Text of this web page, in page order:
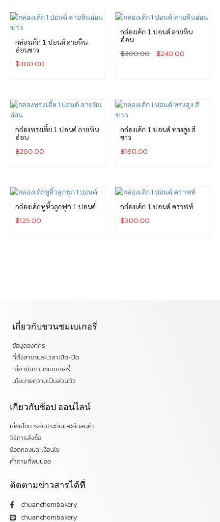
กล่องเค้ก 1 ปอนด์ ลายหิน
อ่อนขาว
฿300.00
กล่องเค้ก 1 ปอนด์ ลายหิน
อ่อน
฿300.00 ฿240.00
กล่องทรงเตี้ย 1 ปอนด์ ลายหิน
อ่อน
฿280.00
กล่องเค้ก 1 ปอนด์ ทรงสูง สี
ขาว
฿180.00
กล่องเค้กหูหิ้วลูกฟูก 1 ปอนด์
฿125.00
กล่องเค้ก 1 ปอนด์ คราฟท์
฿300.00
เกี่ยวกับชวนชมเบเกอรี่
ข้อมูลองค์กร
ที่ตั้งสาขาและเวลาเปิด-ปิด
เกี่ยวกับชวนชมเบเกอรี่
นโยบายความเป็นส่วนตัว
เกี่ยวกับช้อป ออนไลน์
เงื่อนไขการรับประกันและคืนสินค้า
วิธีการสั่งซื้อ
ข้อตกลงและเงื่อนไข
คำถามที่พบบ่อย
ติดตามข่าวสารได้ที่
chuanchombakery
chuanchombakery